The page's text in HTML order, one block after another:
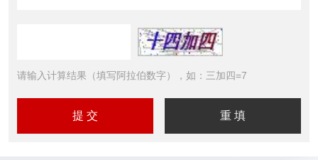
请输入计算结果（填写阿拉伯数字），如：三加四=7